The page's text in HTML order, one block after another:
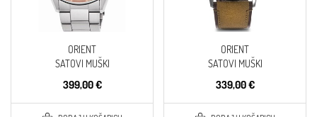
ORIENT
SATOVI MUŠKI
399,00 €
ORIENT
SATOVI MUŠKI
339,00 €